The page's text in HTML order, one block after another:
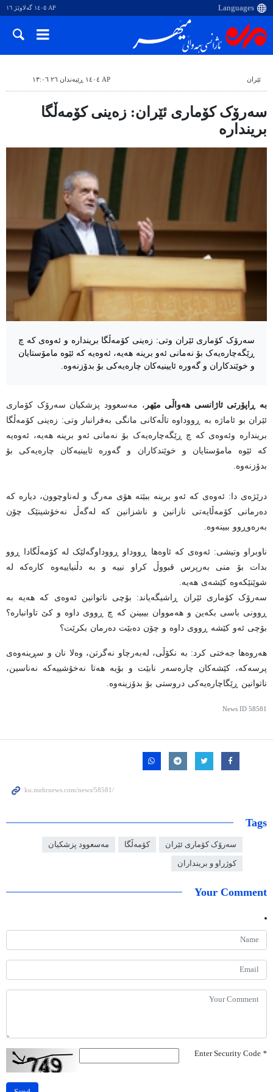
AP ١٤٠٥ گەلاوێژ ١٦
ئێران AP ١٤٠٤ ڕێبەندان ٢٦ ١٣:٠٦
سەرۆک کۆماری ئێران: زەینی کۆمەڵگا
بریندارە
سەرۆک کۆماری ئێران وتی: زەینی کۆمەڵگا بریندارە و ئەوەی کە چ
ڕێگەچارەیەک بۆ نەمانی ئەو برینە هەیە، ئەوەیە کە ئێوە مامۆستایان
و خوێندکاران و گەورە ئایینیەکان چارەیەکی بۆ بدۆزنەوە.
بە ڕاپۆرتی ئاژانسی هەواڵی مێهر ، مەسعوود پزشکیان سەرۆک کۆماری
ئێران بو ئاماژە بە ڕووداوە تاڵەکانی مانگی بەفرانبار وتی: زەینی کۆمەڵگا
بریندارە وئەوەی کە چ ڕێگەچارەیەک بۆ نەمانی ئەو برینە هەیە، ئەوەیە
کە ئێوە مامۆستایان و خوێندکاران و گەورە ئایینیەکان چارەیەکی بۆ
بدۆزنەوە.
درێژەی دا: ئەوەی کە ئەو برینە ببێتە هۆی مەرگ و لەناوچوون، دیارە کە
دەرمانی کۆمەڵایەتی نازانین و ناشزانین کە لەگەڵ نەخۆشینێک چۆن
بەرەوڕوو ببینەوە.
ناوبراو وتیشی: ئەوەی کە ئاوەها ڕووداو ڕووداوگەلێک لە کۆمەڵگادا ڕوو
بدات بۆ منی بەرپرس قبووڵ کراو نییە و بە دڵنیاییەوە کارەکە لە
شوێنێکەوە کێشەی هەیە.
سەرۆک کۆماری ئێران ڕاشیگەیاند: بۆچی ناتوانین ئەوەی کە هەیە بە
ڕوونی باسی بکەین و هەمووان بیبینن کە چ ڕووی داوە و کێ تاوانبارە؟
بۆچی ئەو کێشە ڕووی داوە و چۆن دەبێت دەرمان بکرێت؟
هەروەها جەختی کرد: بە نکۆڵی، لەبەرچاو نەگرتن، وەلا نان و سڕینەوەی
پرسەکە، کێشەکان چارەسەر نابێت و بۆیە هەتا نەخۆشییەکە نەناسین،
ناتوانین ڕێگاچارەیەکی دروستی بۆ بدۆزینەوە.
News ID 58581
Tags
سەرۆک کۆماری ئێران کۆمەڵگا مەسعوود پزشکیان
كوژراو و برینداران
Your Comment
*